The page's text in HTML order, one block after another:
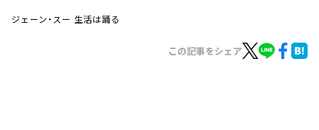
ジェーン・スー 生活は踊る
この記事をシェア